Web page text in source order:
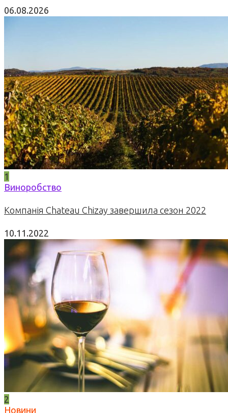
06.08.2026
1
Виноробство
Компанія Chateau Chizay завершила сезон 2022
10.11.2022
2
Новини